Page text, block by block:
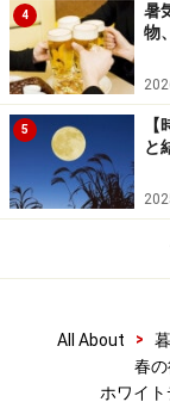
4
暑
物
5
と
All About >
春の
ホワイ